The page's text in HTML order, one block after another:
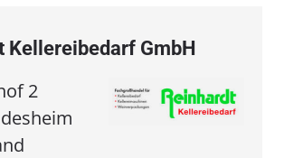
Kellereibedarf GmbH
2